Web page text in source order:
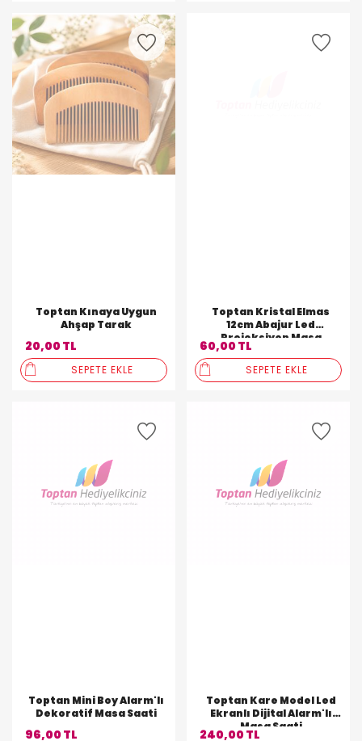
Toptan Kınaya Uygun
Ahşap Tarak
20,00 TL
SEPETE EKLE
Toptan Kristal Elmas
12cm Abajur Led
Projeksiyon Masa
Lambası
60,00 TL
SEPETE EKLE
Toptan Mini Boy Alarm'lı
Dekoratif Masa Saati
96,00 TL
Toptan Kare Model Led
Ekranlı Dijital Alarm'lı
Masa Saati
240,00 TL